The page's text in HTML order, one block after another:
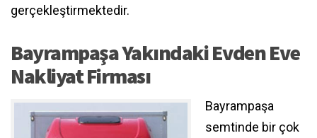
gerçekleştirmektedir.
Bayrampaşa Yakındaki Evden Eve
Nakliyat Firması
Bayrampaşa
semtinde bir çok